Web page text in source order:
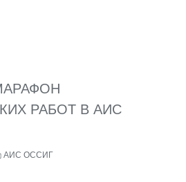
РАБОТ В АИС
АИС ОССИГ